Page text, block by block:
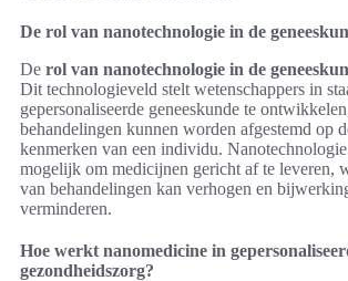
De rol van nanotechnologie in de
De rol van nanotechnologie in de
Dit technologieveld stelt wetenschappers in
gepersonaliseerde geneeskunde te
behandelingen kunnen worden afgestemd op
kenmerken van een individu.
mogelijk om medicijnen gericht af te leveren,
van behandelingen kan verhogen en
verminderen.
Hoe werkt nanomedicine in
gezondheidszorg?